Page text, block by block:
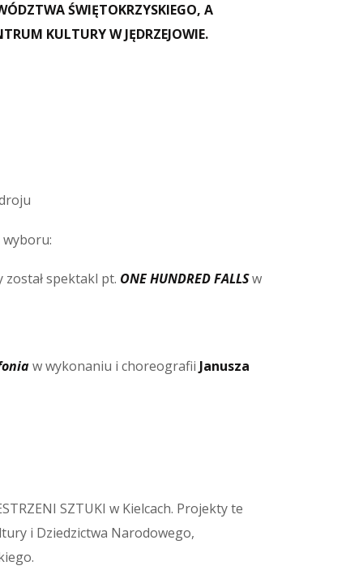
ŚWIĘTOKRZYSKIEGO, A
KULTURY W JĘDRZEJOWIE.
wyboru:
spektakl pt. ONE HUNDRED FALLSw
w wykonaniu i choreografii Janusza
SZTUKI w Kielcach. Projekty te
i Dziedzictwa Narodowego,